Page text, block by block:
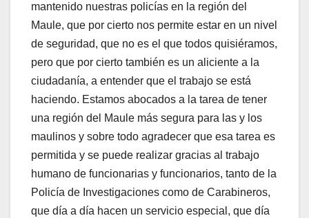
mantenido nuestras policías en la región del
Maule, que por cierto nos permite estar en un nivel
de seguridad, que no es el que todos quisiéramos,
pero que por cierto también es un aliciente a la
ciudadanía, a entender que el trabajo se está
haciendo. Estamos abocados a la tarea de tener
una región del Maule más segura para las y los
maulinos y sobre todo agradecer que esa tarea es
permitida y se puede realizar gracias al trabajo
humano de funcionarias y funcionarios, tanto de la
Policía de Investigaciones como de Carabineros,
que día a día hacen un servicio especial, que día